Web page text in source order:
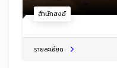
สำนักสงฆ์
รายละเอียด